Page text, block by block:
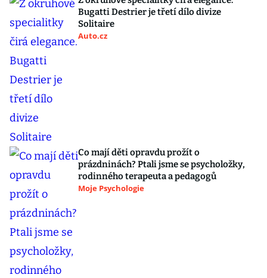
Bugatti Destrier je třetí dílo divize
Solitaire
Auto.cz
Co mají děti opravdu prožít o
prázdninách? Ptali jsme se psycholožky,
rodinného terapeuta a pedagogů
Moje Psychologie